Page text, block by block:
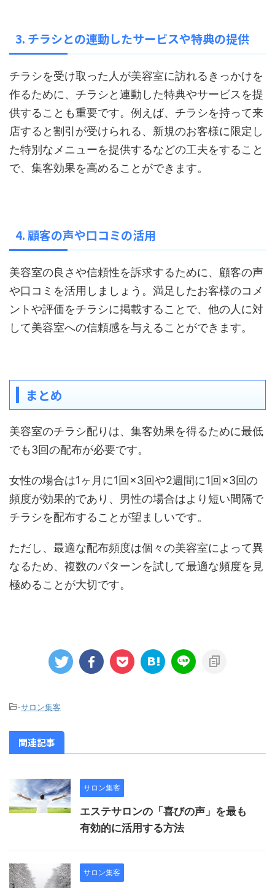
3. チラシとの連動したサービスや特典の提供
チラシを受け取った人が美容室に訪れるきっかけを
作るために、チラシと連動した特典やサービスを提
供することも重要です。例えば、チラシを持って来
店すると割引が受けられる、新規のお客様に限定し
た特別なメニューを提供するなどの工夫をすること
で、集客効果を高めることができます。
4. 顧客の声や口コミの活用
美容室の良さや信頼性を訴求するために、顧客の声
や口コミを活用しましょう。満足したお客様のコメ
ントや評価をチラシに掲載することで、他の人に対
して美容室への信頼感を与えることができます。
まとめ
美容室のチラシ配りは、集客効果を得るために最低
でも3回の配布が必要です。
女性の場合は1ヶ月に1回×3回や2週間に1回×3回の
頻度が効果的であり、男性の場合はより短い間隔で
チラシを配布することが望ましいです。
ただし、最適な配布頻度は個々の美容室によって異
なるため、複数のパターンを試して最適な頻度を見
極めることが大切です。
-サロン集客
関連記事
サロン集客
エステサロンの「喜びの声」を最も
有効的に活用する方法
サロン集客